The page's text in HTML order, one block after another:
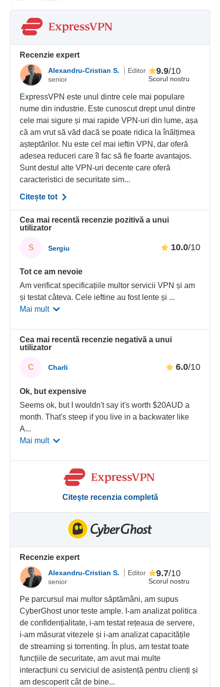
Recenzie expert
Alexandru-Cristian S.
Editor
senior
Scorul nostru
9.9/10
ExpressVPN este unul dintre cele mai populare
nume din industrie. Este cunoscut drept unul dintre
cele mai sigure și mai rapide VPN-uri din lume, așa
că am vrut să văd dacă se poate ridica la înălțimea
așteptărilor. Nu este cel mai ieftin VPN, dar oferă
adesea reduceri care îl fac să fie foarte avantajos.
Sunt destul alte VPN-uri decente care oferă
caracteristici de securitate sim...
Citește tot
Cea mai recentă recenzie pozitivă a unui
utilizator
S Sergiu 10.0/10
Tot ce am nevoie
Am verificat specificațiile multor servicii VPN și am
și testat câteva. Cele ieftine au fost lente și ...
Mai mult
Cea mai recentă recenzie negativă a unui
utilizator
C Charli 6.0/10
Ok, but expensive
Seems ok, but I wouldn't say it's worth $20AUD a
month. That's steep if you live in a backwater like
A...
Mai mult
Citeşte recenzia completă
Recenzie expert
Alexandru-Cristian S.
Editor
senior
Scorul nostru
9.7/10
Pe parcursul mai multor săptămâni, am supus
CyberGhost unor teste ample. I-am analizat politica
de confidențialitate, i-am testat rețeaua de servere,
i-am măsurat vitezele și i-am analizat capacitățile
de streaming și torrenting. În plus, am testat toate
funcțiile de securitate, am avut mai multe
interacțiuni cu serviciul de asistență pentru clienți și
am descoperit cât de bine...